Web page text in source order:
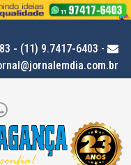
- (11) 9.7417-6403 -